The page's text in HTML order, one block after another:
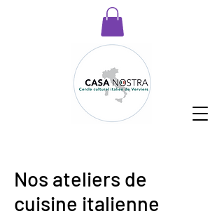
Nos ateliers de
cuisine italienne